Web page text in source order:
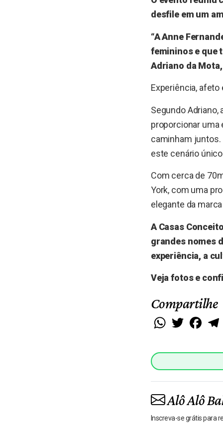
desfile em um
“A Anne
femininos e que
Adriano da
Experiência, afeto
Segundo Adriano,
proporcionar uma
caminham
este cenário
Com cerca de
York, com uma
elegante da
A Casas
grandes nomes
experiência, a
Veja fotos e
Compartilhe
WhatsApp
Twitter
Alô Alô
Inscreva-se grátis para